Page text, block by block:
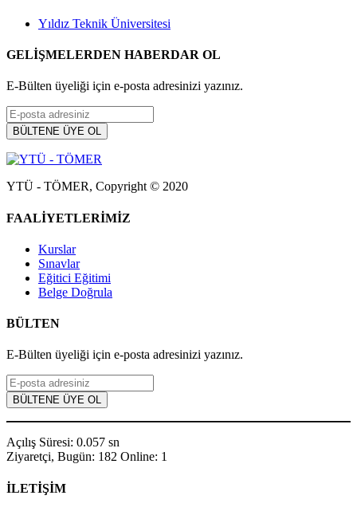
Yıldız Teknik Üniversitesi
GELİŞMELERDEN HABERDAR OL
E-Bülten üyeliği için e-posta adresinizi yazınız.
YTÜ - TÖMER, Copyright © 2020
FAALİYETLERİMİZ
Kurslar
Sınavlar
Eğitici Eğitimi
Belge Doğrula
BÜLTEN
E-Bülten üyeliği için e-posta adresinizi yazınız.
Açılış Süresi: 0.057 sn
Ziyaretçi, Bugün: 182 Online: 1
İLETİŞİM